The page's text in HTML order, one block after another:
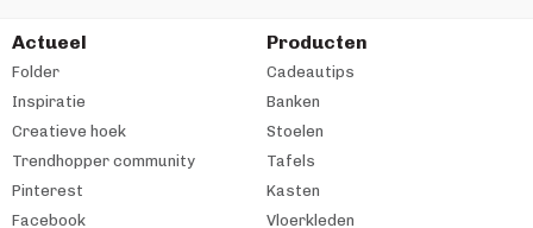
Actueel
Folder
Inspiratie
Creatieve hoek
Trendhopper community
Pinterest
Facebook
Producten
Cadeautips
Banken
Stoelen
Tafels
Kasten
Vloerkleden